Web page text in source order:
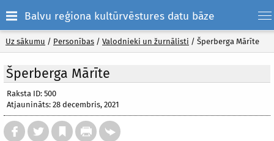
Balvu reģiona kultūrvēstures datu bāze
Uz sākumu / Personības / Valodnieki un žurnālisti / Šperberga Mārīte
Šperberga Mārīte
Raksta ID: 500
Atjaunināts: 28 decembris, 2021